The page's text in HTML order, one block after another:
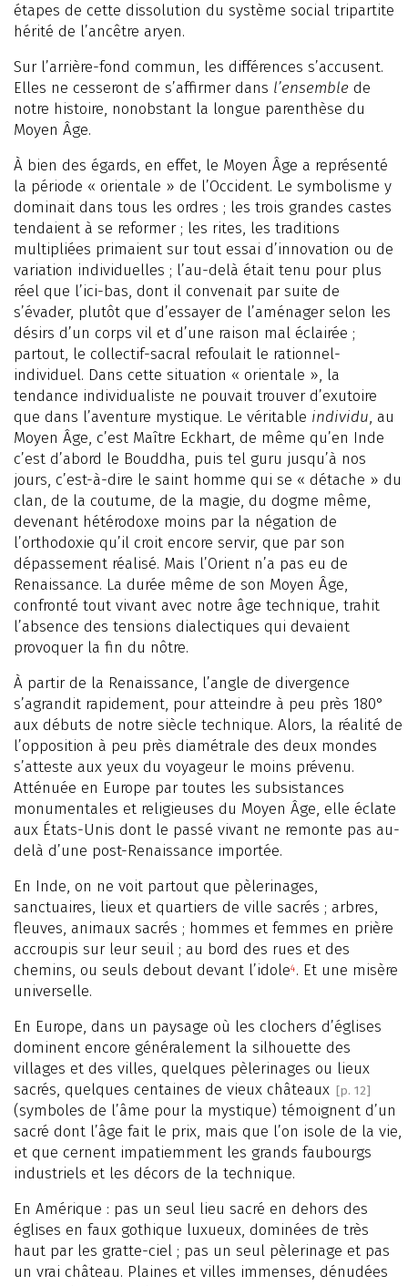
étapes de cette dissolution du système social tripartite
hérité de l’ancêtre aryen.
Sur l’arrière-fond commun, les différences s’accusent.
Elles ne cesseront de s’affirmer dans l’ensemble de
notre histoire, nonobstant la longue parenthèse du
Moyen Âge.
À bien des égards, en effet, le Moyen Âge a représenté
la période « orientale » de l’Occident. Le symbolisme y
dominait dans tous les ordres ; les trois grandes castes
tendaient à se reformer ; les rites, les traditions
multipliées primaient sur tout essai d’innovation ou de
variation individuelles ; l’au-delà était tenu pour plus
réel que l’ici-bas, dont il convenait par suite de
s’évader, plutôt que d’essayer de l’aménager selon les
désirs d’un corps vil et d’une raison mal éclairée ;
partout, le collectif-sacral refoulait le rationnel-
individuel. Dans cette situation « orientale », la
tendance individualiste ne pouvait trouver d’exutoire
que dans l’aventure mystique. Le véritable individu, au
Moyen Âge, c’est Maître Eckhart, de même qu’en Inde
c’est d’abord le Bouddha, puis tel guru jusqu’à nos
jours, c’est-à-dire le saint homme qui se « détache » du
clan, de la coutume, de la magie, du dogme même,
devenant hétérodoxe moins par la négation de
l’orthodoxie qu’il croit encore servir, que par son
dépassement réalisé. Mais l’Orient n’a pas eu de
Renaissance. La durée même de son Moyen Âge,
confronté tout vivant avec notre âge technique, trahit
l’absence des tensions dialectiques qui devaient
provoquer la fin du nôtre.
À partir de la Renaissance, l’angle de divergence
s’agrandit rapidement, pour atteindre à peu près 180°
aux débuts de notre siècle technique. Alors, la réalité de
l’opposition à peu près diamétrale des deux mondes
s’atteste aux yeux du voyageur le moins prévenu.
Atténuée en Europe par toutes les subsistances
monumentales et religieuses du Moyen Âge, elle éclate
aux États-Unis dont le passé vivant ne remonte pas au-
delà d’une post-Renaissance importée.
En Inde, on ne voit partout que pèlerinages,
sanctuaires, lieux et quartiers de ville sacrés ; arbres,
fleuves, animaux sacrés ; hommes et femmes en prière
accroupis sur leur seuil ; au bord des rues et des
chemins, ou seuls debout devant l’idole4. Et une misère
universelle.
En Europe, dans un paysage où les clochers d’églises
dominent encore généralement la silhouette des
villages et des villes, quelques pèlerinages ou lieux
sacrés, quelques centaines de vieux châteaux [p. 12]
(symboles de l’âme pour la mystique) témoignent d’un
sacré dont l’âge fait le prix, mais que l’on isole de la vie,
et que cernent impatiemment les grands faubourgs
industriels et les décors de la technique.
En Amérique : pas un seul lieu sacré en dehors des
églises en faux gothique luxueux, dominées de très
haut par les gratte-ciel ; pas un seul pèlerinage et pas
un vrai château. Plaines et villes immenses, dénudées